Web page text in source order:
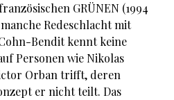
GRÜNEN (1994
Redeschlacht mit
Bendit kennt keine
Personen wie Nikolas
Orban trifft, deren
er nicht teilt. Das